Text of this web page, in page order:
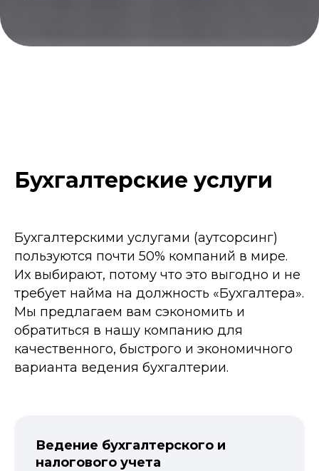
Бухгалтерские услуги
Бухгалтерскими услугами (аутсорсинг)
пользуются почти 50% компаний в мире.
Их выбирают, потому что это выгодно и не
требует найма на должность «Бухгалтера».
Мы предлагаем вам сэкономить и
обратиться в нашу компанию для
качественного, быстрого и экономичного
варианта ведения бухгалтерии.
Ведение бухгалтерского и
налогового учета